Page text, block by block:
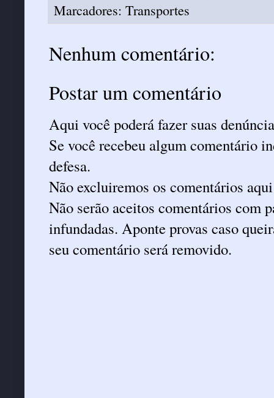
Marcadores: Transportes
Nenhum comentário:
Postar um comentário
Aqui você poderá fazer suas
Se você recebeu algum comentário
defesa.
Não excluiremos os comentários
Não serão aceitos comentários com
infundadas. Aponte provas caso
seu comentário será removido.